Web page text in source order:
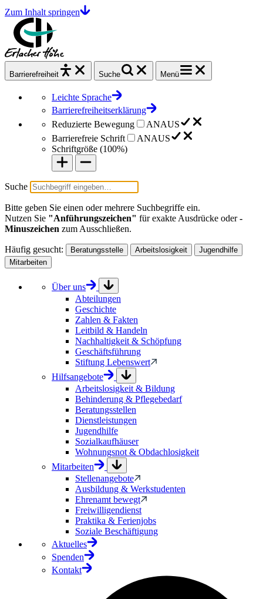
Zum Inhalt springen
Barrierefrei heit Suche Menü
Leichte Sprache
Barrierefreiheitserklärung
Reduzierte Bewegung
ANAUS
Barrierefreie Schrift
ANAUS
Schriftgröße (100%)
Suche
Bitte geben Sie einen oder mehrere Suchbegriffe ein.
Nutzen Sie "Anführungszeichen" für exakte Ausdrücke oder-
Minuszeichen zum Ausschließen.
Häufig gesucht: Beratungsstelle Arbeitslosigkeit
Jugendhilfe
Mitarbeiten
Über uns
Abteilungen
Geschichte
Zahlen & Fakten
Leitbild & Handeln
Nachhaltigkeit & Schöpfung
Geschäftsführung
Stiftung Lebenswert
Hilfsangebote
Arbeitslosigkeit & Bildung
Behinderung & Pflegebedarf
Beratungsstellen
Dienstleistungen
Jugendhilfe
Sozialkaufhäuser
Wohnungsnot & Obdachlosigkeit
Mitarbeiten
Stellenangebote
Ausbildung & Werkstudenten
Ehrenamt bewegt
Freiwilligendienst
Praktika & Ferienjobs
Soziale Beschäftigung
Aktuelles
Spenden
Kontakt